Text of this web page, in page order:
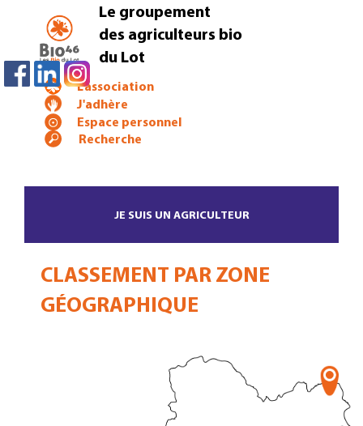
Le groupement
des agriculteurs bio
du Lot
L'association
J'adhère
Espace personnel
JE SUIS UN AGRICULTEUR
CLASSEMENT PAR ZONE
GÉOGRAPHIQUE